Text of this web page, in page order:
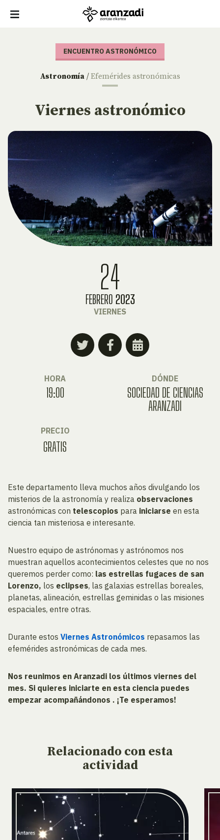
ENCUENTRO ASTRONÓMICO
Astronomía/ Efemérides astronómicas
Viernes astronómico
24
FEBRERO 2023
VIERNES
HORA
19:00
DÓNDE
SOCIEDAD DE CIENCIAS
ARANZADI
PRECIO
GRATIS
Este departamento lleva muchos años divulgando los
misterios de la astronomía y realiza observaciones
astronómicas con telescopios para iniciarse en esta
ciencia tan misteriosa e interesante.
Nuestro equipo de astrónomas y astrónomos nos
muestran aquellos acontecimientos celestes que no nos
queremos perder como: las estrellas fugaces de san
Lorenzo, los eclipses, las galaxias estrellas boreales,
planetas, alineación, estrellas geminidas o las misiones
espaciales, entre otras.
Durante estos Viernes Astronómicos repasamos las
efemérides astronómicas de cada mes.
Nos reunimos en Aranzadi los últimos viernes del
mes. Si quieres iniciarte en esta ciencia puedes
empezar acompañándonos . ¡Te esperamos!
Relacionado con esta
actividad